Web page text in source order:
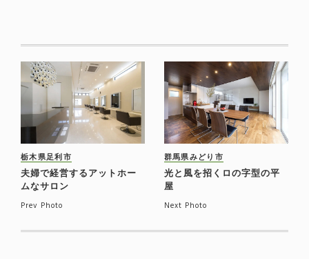
栃木県足利市
夫婦で経営するアットホー
ムなサロン
Prev Photo
群馬県みどり市
光と風を招くロの字型の平
屋
Next Photo